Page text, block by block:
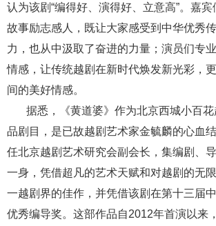
认为该剧“编得好、演得好、立意高”。嘉
故事励志感人，既让大家感受到中华优秀
力，也从中汲取了奋进的力量；演员们专
情感，让传统越剧在新时代焕发新光彩，
间的美好情感。
据悉，《黄道婆》作为北京西城小百花
品剧目，是已故越剧艺术家金毓麟的心血
任北京越剧艺术研究会副会长，集编剧、
一身，凭借超凡的艺术天赋和对越剧的无
一越剧界的佳作，并凭借该剧在第十三届
优秀编导奖。这部作品自2012年首演以来